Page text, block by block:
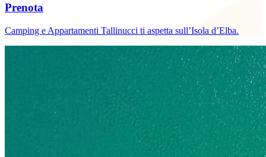
Prenota
Camping e Appartamenti Tallinucci ti aspetta sull’Isola d’Elba.